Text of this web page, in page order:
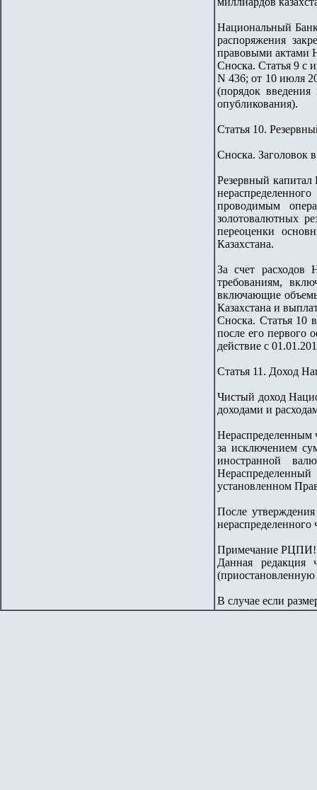
Национальный Банк
распоряжения
правовыми актами
Сноска. Статья 9 с
N 436; от 10 июля
(порядок
опубликования).
Статья 10.
Сноска. Заголовок
Резервный капитал
проводимым
золотовалютных
переоценки
Казахстана.
За счет расходов
требованиям,
включающие объемы
Казахстана и
Сноска. Статья 10
после его первого
действие с
Статья 11. Доход
Чистый доход
доходами и
Нераспределенным
за исключением
иностранной
установленном
После утверждения
нераспределенного
Примечание РЦПИ!
Данная редакция
В случае если